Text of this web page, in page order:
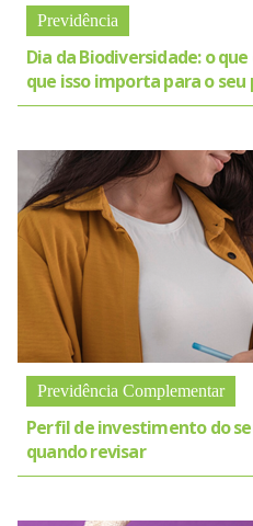
Previdência
Dia da Biodiversidade: o
que isso importa para o seu
Previdência Complementar
Perfil de investimento do
quando revisar